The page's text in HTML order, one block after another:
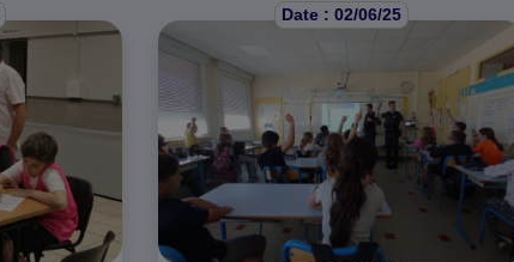
Date : 02/06/25